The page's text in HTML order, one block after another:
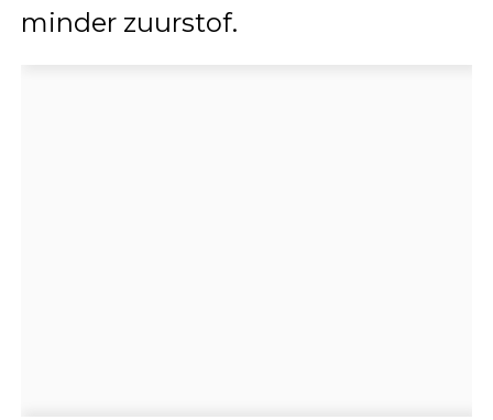
minder zuurstof.